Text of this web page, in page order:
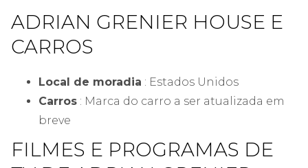
ADRIAN GRENIER HOUSE E
CARROS
Local de moradia : Estados Unidos
Carros : Marca do carro a ser atualizada em
breve
FILMES E PROGRAMAS DE